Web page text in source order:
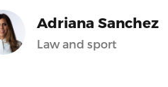
Adriana Sanchez
Law and sport